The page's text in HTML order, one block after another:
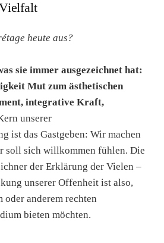
heute aus?
sie immer ausgezeichnet hat:
Mut zum ästhetischen
integrative Kraft,
unserer
ist das Gastgeben: Wir machen
soll sich willkommen fühlen. Die
der Erklärung der Vielen –
unserer Offenheit ist also,
oder anderem rechten
bieten möchten.